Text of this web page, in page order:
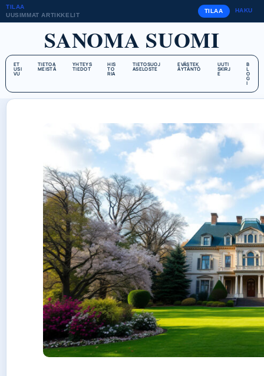
TILAA
UUSIMMAT ARTIKKELIT
TILAA HAKU
SANOMA SUOMI
ET
USI
VU
TIETOA
MEISTÄ
YHTEYS
TIEDOT
HIS
TO
RIA
TIETOSUOJ
ASELOSTE
EVÄSTEK
ÄYTÄNTÖ
UUTI
SKIRJ
E
B
L
O
G
I